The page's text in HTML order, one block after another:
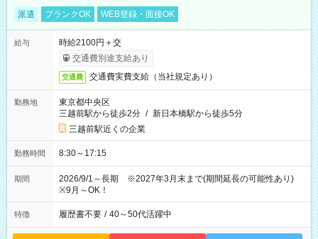
派遣 ブランクOK WEB登録・面接OK
給与
時給2100円＋交
交通費別途支給あり
交通費 交通費実費支給（当社規定あり）
勤務地
東京都中央区
三越前駅から徒歩2分 / 新日本橋駅から徒歩5分
三越前駅近くの企業
勤務時間 8:30～17:15
期間
2026/9/1～長期 ※2027年3月末まで(期間延長の可能性あり)
※9月～OK！
特徴 履歴書不要 / 40～50代活躍中